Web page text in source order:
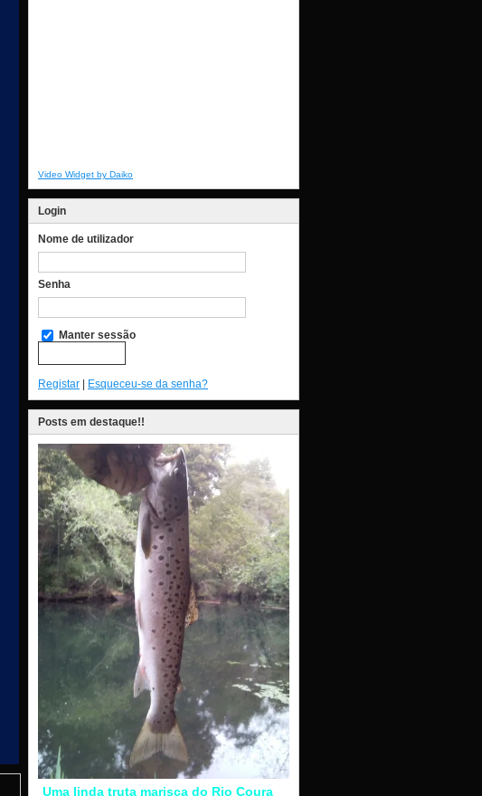
Video Widget by Daiko
Login
Nome de utilizador
Senha
Manter sessão
Registar | Esqueceu-se da senha?
Posts em destaque!!
Uma linda truta marisca do Rio Coura